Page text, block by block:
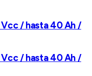
/ hasta 40 Ah /
/ hasta 40 Ah /